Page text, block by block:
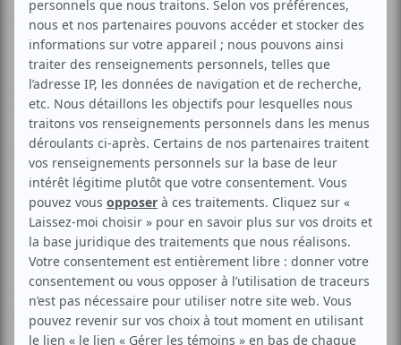
Aucune offre promotionnelle
disponible
Soyez les premiers avisés dès qu'il y aura une offre promo
pour Mike Kalambay: INSCRIVEZ-VOUS
*Spectacle reporté : date à venir
en admission générale debout
L’événement Gospel de l’année au Canada !
Après avoir marqué l’histoire en rassemblant 80 000
personnes au Stade des Martyrs de Kinshasa et conquis le
mythique Zénith de Paris, la légende du Gospel, le Pasteur